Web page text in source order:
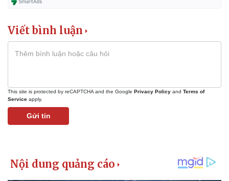
Viết bình luận
This site is protected by reCAPTCHA and the Google Privacy Policy and Terms of
Service apply.
Gửi tin